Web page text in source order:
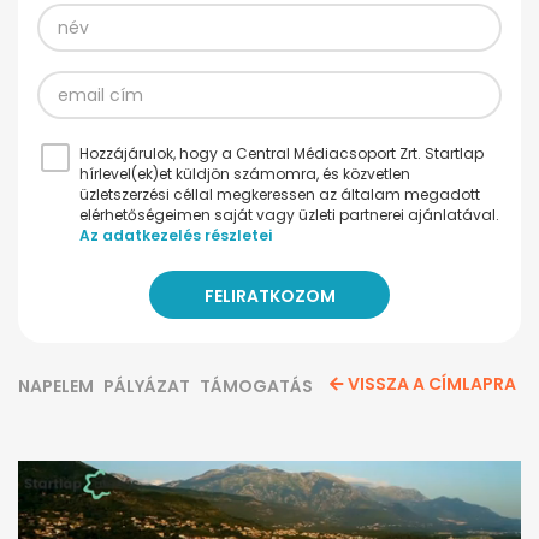
Hozzájárulok, hogy a Central Médiacsoport Zrt. Startlap
hírlevel(ek)et küldjön számomra, és közvetlen
üzletszerzési céllal megkeressen az általam megadott
elérhetőségeimen saját vagy üzleti partnerei ajánlatával.
Az adatkezelés részletei
NAPELEM PÁLYÁZAT TÁMOGATÁS VISSZA A CÍMLAPRA